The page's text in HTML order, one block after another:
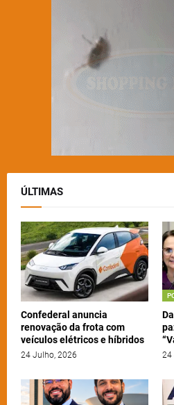
ÚLTIMAS
Confederal anuncia
renovação da frota com
veículos elétricos e híbridos
24 Julho, 2026 24